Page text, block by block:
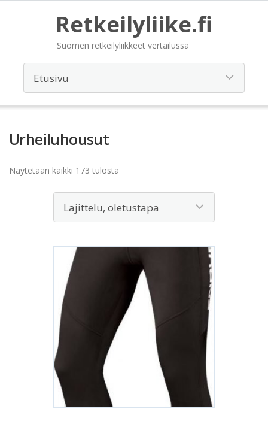
Retkeilyliike.fi
Suomen retkeilyliikkeet vertailussa
Urheiluhousut
Näytetään kaikki 173 tulosta